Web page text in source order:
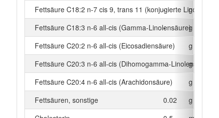
Fettsäure C18:2 n-7 cis 9, trans 11 (konjugierte Linolsäure)
-
g
Fettsäure C18:3 n-6 all-cis (Gamma-Linolensäure)
-
g
Fettsäure C20:2 n-6 all-cis (Eicosadiensäure)
-
g
Fettsäure C20:3 n-6 all-cis (Dihomogamma-Linolensäure)
-
g
Fettsäure C20:4 n-6 all-cis (Arachidonsäure)
-
g
Fettsäuren, sonstige
0.02
g